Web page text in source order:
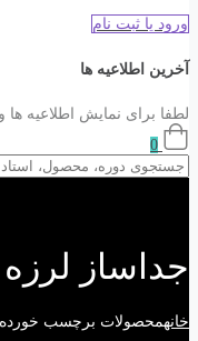
ورود یا ثبت نام
آخرین اطلاعیه ها
لطفا برای نمایش اطلاعیه ها
0
جداساز
خانهمحصولات برچسب خورده